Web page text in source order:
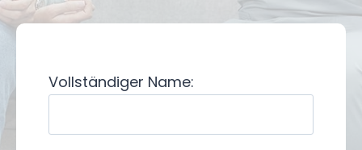
Vollständiger Name: